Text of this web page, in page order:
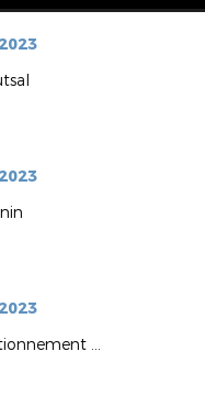
Centre de perfectionnement U14G Futsal